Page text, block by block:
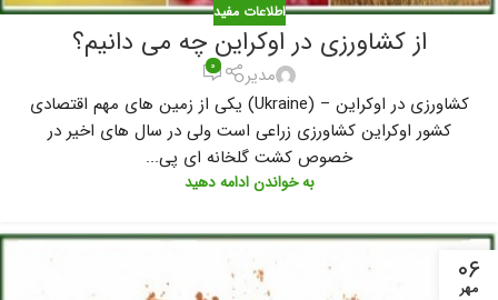
اطلاعات مفید
از کشاورزی در اوکراین چه می دانیم؟
مدیر ۰
کشاورزی در اوکراین – (Ukraine) یکی از زمین های مهم اقتصادی
کشور اوکراین کشاورزی زراعی است ولی در سال های اخیر در
خصوص کشت گلخانه ای پی...
به خواندن ادامه دهید
۰۶
مهر